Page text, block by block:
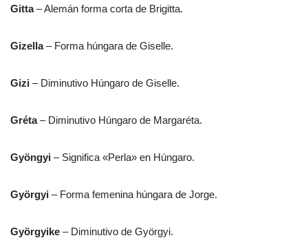
Gitta– Alemán forma corta de Brigitta.
Gizella– Forma húngara de Giselle.
Gizi – Diminutivo Húngaro de Giselle.
Gréta– Diminutivo Húngaro de Margaréta.
Gyöngyi – Significa «Perla» en Húngaro.
Györgyi – Forma femenina húngara de Jorge.
Györgyike – Diminutivo de Györgyi.